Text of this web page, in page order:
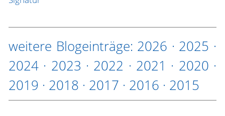
weitere Blogeinträge: 2026 · 2025 ·
2024 · 2023 · 2022 · 2021 · 2020 ·
2019 · 2018 · 2017 · 2016 · 2015